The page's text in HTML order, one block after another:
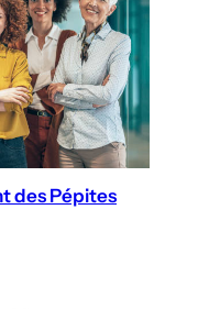
des Pépites